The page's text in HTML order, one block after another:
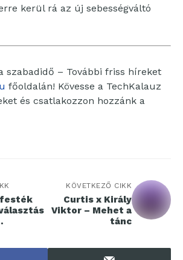
kerül rá az új sebességváltó
szabadidő – További friss híreket
főoldalán! Kövesse a TechKalauz
és csatlakozzon hozzánk a
KÖVETKEZŐ CIKK
Curtis x Király
Viktor – Mehet a
tánc